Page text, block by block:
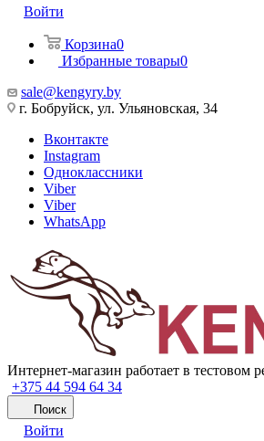
Войти
Корзина0
Избранные товары0
sale@kengyry.by
г. Бобруйск, ул. Ульяновская, 34
Вконтакте
Instagram
Одноклассники
Viber
Viber
WhatsApp
Интернет-магазин работает в тестовом
+375 44 594 64 34
Поиск
Войти